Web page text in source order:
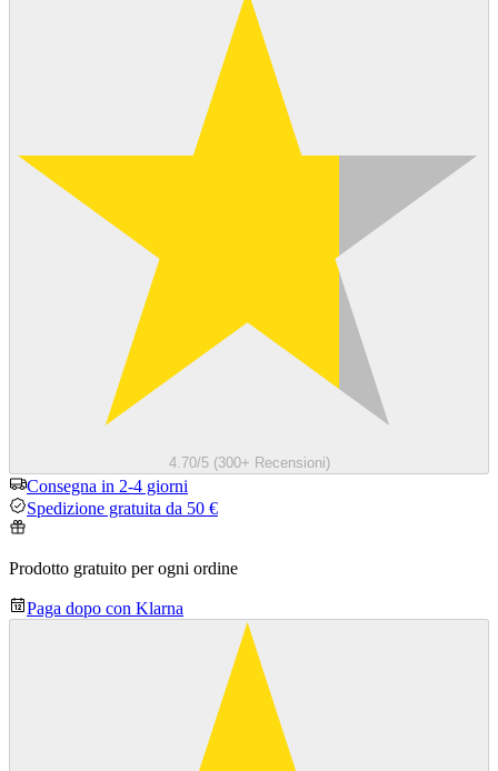
4.70/5 (300+ Recensioni)
Consegna in 2-4 giorni
Spedizione gratuita da 50 €
Prodotto gratuito per ogni ordine
Paga dopo con Klarna